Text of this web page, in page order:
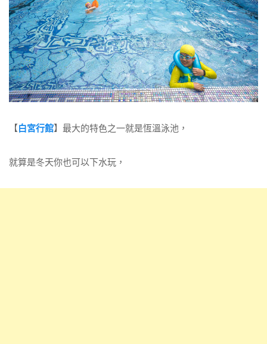
【白宮行館】最大的特色之一就是恆溫泳池，
就算是冬天你也可以下水玩，